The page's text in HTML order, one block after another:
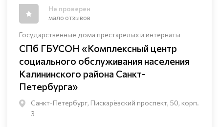
Государственные дома престарелых и интернаты
СПб ГБУСОН «Комплексный центр
социального обслуживания населения
Калининского района Санкт-
Петербурга»
Санкт-Петербург, Пискарёвский проспект, 50, корп.
3
Не проверен
мало отзывов